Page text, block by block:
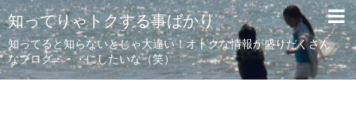
知ってりゃトクする事ばかり
知ってると知らないとじゃ大違い！オトクな情報が盛りだくさん
なブログ・・・にしたいな（笑）